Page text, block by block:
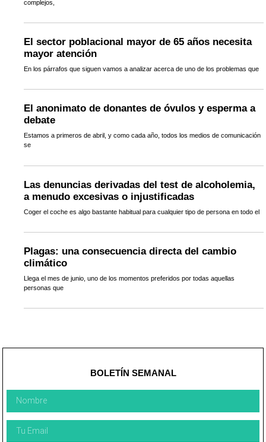
complejos,
El sector poblacional mayor de 65 años necesita
mayor atención
En los párrafos que siguen vamos a analizar acerca de uno de los problemas que
El anonimato de donantes de óvulos y esperma a
debate
Estamos a primeros de abril, y como cada año, todos los medios de comunicación
se
Las denuncias derivadas del test de alcoholemia,
a menudo excesivas o injustificadas
Coger el coche es algo bastante habitual para cualquier tipo de persona en todo el
Plagas: una consecuencia directa del cambio
climático
Llega el mes de junio, uno de los momentos preferidos por todas aquellas
personas que
BOLETÍN SEMANAL